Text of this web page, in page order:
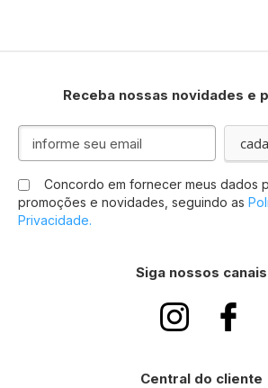
Receba nossas novidades e
Inscreva-
nossa
Newsletter:
Concordo em fornecer meus dados
promoções e novidades, seguindo as
Privacidade.
Siga nossos canais
Central do cliente